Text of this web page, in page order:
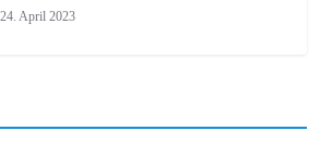
24. April 2023